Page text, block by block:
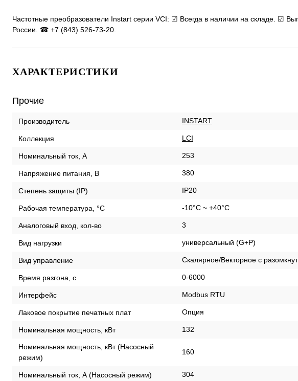
Частотные преобразователи Instart серии VCI: ☑ Всегда в наличии на складе. ☑
России. ☎ +7 (843) 526-73-20.
ХАРАКТЕРИСТИКИ
Прочие
Производитель INSTART
Коллекция LCI
Номинальный ток, А 253
Напряжение питания, В 380
Степень защиты (IP) IP20
Рабочая температура, °С -10°C ~ +40°C
Аналоговый вход, кол-во 3
Вид нагрузки универсальный (G+P)
Вид управление Скалярное/Векторное с
Время разгона, с 0-6000
Интерфейс Modbus RTU
Лаковое покрытие печатных плат Опция
Номинальная мощность, кВт 132
Номинальная мощность, кВт (Насосный
режим)
160
Номинальный ток, А (Насосный режим) 304